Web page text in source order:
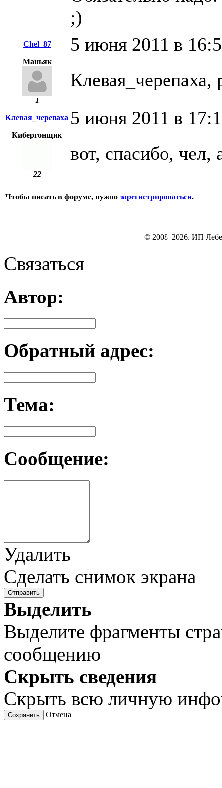
;)
Chel_87 5 июня 2011 в
Маньяк
1
Клевая_черепаха,
Клевая_черепаха 5 июня 2011 в
Кибергонщик
22
вот, спасибо,
Чтобы писать в форуме, нужно зарегистрироваться.
© 2008–2026. ИП
Связаться
Автор:
Обратный адрес:
Тема:
Сообщение:
Удалить
Сделать снимок экрана
Отправить
Выделить
Выделите фрагменты
сообщению
Скрыть сведения
Скрыть всю личную
Сохранить Отмена